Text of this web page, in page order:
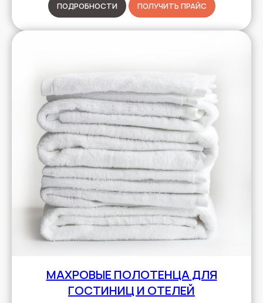
ПОДРОБНОСТИ ПОЛУЧИТЬ ПРАЙС
МАХРОВЫЕ ПОЛОТЕНЦАДЛЯ
ГОСТИНИЦ И ОТЕЛЕЙ